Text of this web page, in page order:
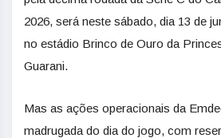
2026, será neste sábado, dia 13 de
no estádio Brinco de Ouro da
Guarani.
Mas as ações operacionais da
madrugada do dia do jogo, com